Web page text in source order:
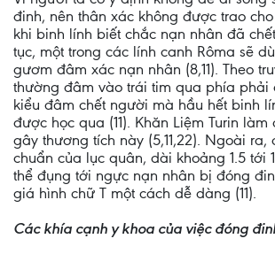
đinh, nên thân xác không được trao
khi binh lính biết chắc nạn nhân đã
tục, một trong các lính canh Rôma sẽ
gươm đâm xác nạn nhân (8,11). Theo
thường đâm vào trái tim qua phía phải
kiểu đâm chết người mà hầu hết binh
được học qua (11). Khăn Liệm Turin
gây thương tích này (5,11,22). Ngoài ra,
chuẩn của lục quân, dài khoảng 1.5 tới
thể đụng tới ngực nạn nhân bị đóng
giá hình chữ T một cách dễ dàng (11).
Các khía cạnh y khoa của việc đóng